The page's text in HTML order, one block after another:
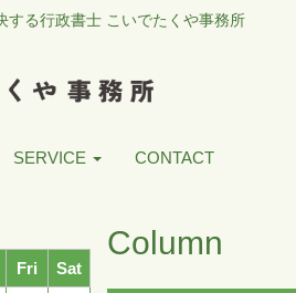
する行政書士 こいでたくや事務所
SERVICE CONTACT
Fri
Sat
Column